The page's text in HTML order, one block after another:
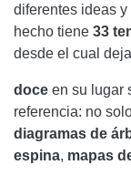
diferentes ideas
hecho tiene 33
desde el cual
doce en su lugar
referencia: no
diagramas de
espina, mapas